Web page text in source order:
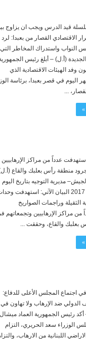
قيد الدرس ويجب ان يزاوج
الاقتصادي القصار من بعبدا: لرد
النواب واستدراك المخاطر التي
(أ.ل) – أبلغ رئيس
وفد الهيئات الاقتصادية الذي
اليوم في قصر بعبدا، برئاسة
...
»
عدداً من مراكز الإرهابيين
منطقة رأس بعلبك والقاع
مديرية التوجيه بتاريخ اليوم
الخميس 10 آب 2017 البيان الآتي: استهدفت
الثقيلة وراجمات الصواريخ
من مراكز الإرهابيين وتجمعاتهم
بعلبك والقاع، وحققت ...
»
اجتماع المجلس الأعلى للدفاع:
الدولي ضد الإرهاب ولا تهاون في
رئيس الجمهورية العماد ميشال
الوزراء سعد الحريري، التزام
اللبنانية من الارهاب،